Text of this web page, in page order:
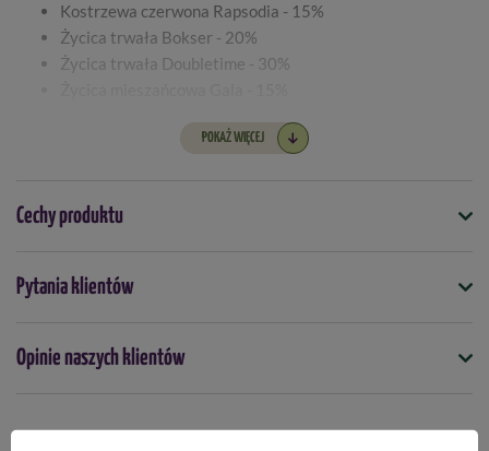
Kostrzewa czerwona Rapsodia - 15%
Życica trwała Bokser - 20%
Życica trwała Doubletime - 30%
W związku z zmianami rynkowymi i dostępnością
ulegać drobnym zmianom pomiędzy partiami produkcyjnymi.
POKAŻ WIĘCEJ
Cechy produktu
Symbol
5906213021472
na miejsca ozdobne
5 kg
Pytania klientów
Opinie naszych klientów